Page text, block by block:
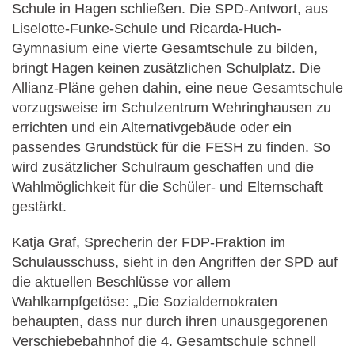
Schule in Hagen schließen. Die SPD-Antwort, aus
Liselotte-Funke-Schule und Ricarda-Huch-
Gymnasium eine vierte Gesamtschule zu bilden,
bringt Hagen keinen zusätzlichen Schulplatz. Die
Allianz-Pläne gehen dahin, eine neue Gesamtschule
vorzugsweise im Schulzentrum Wehringhausen zu
errichten und ein Alternativgebäude oder ein
passendes Grundstück für die FESH zu finden. So
wird zusätzlicher Schulraum geschaffen und die
Wahlmöglichkeit für die Schüler- und Elternschaft
gestärkt.
Katja Graf, Sprecherin der FDP-Fraktion im
Schulausschuss, sieht in den Angriffen der SPD auf
die aktuellen Beschlüsse vor allem
Wahlkampfgetöse: „Die Sozialdemokraten
behaupten, dass nur durch ihren unausgegorenen
Verschiebebahnhof die 4. Gesamtschule schnell